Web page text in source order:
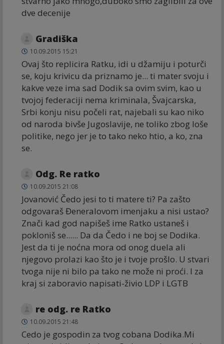
dve decenije
Gradiška
10.09.2015 15:21
Ovaj što replicira Ratku, idi u džamiju i poturči
se, koju krivicu da priznamo je... ti mater svoju i
kakve veze ima sad Dodik sa ovim svim, kao u
tvojoj federaciji nema kriminala, Švajcarska,
Srbi konju nisu počeli rat, najebali su kao niko
od naroda bivše Jugoslavije, ne toliko zbog loše
politike, nego jer je to tako neko htio, a ko, zna
se.
Odg. Re ratko
10.09.2015 21:08
Jovanović Čedo jesi to ti matere ti? Pa zašto
odgovaraš Đeneralovom imenjaku a nisi ustao?
Znači kad god napišeš ime Ratko ustaneš i
pokloniš se...... Da da Čedo i ne boj se Dodika.
Jest da ti je noćna mora od onog duela ali
njegovo prolazi kao što je i tvoje prošlo. U stvari
tvoga nije ni bilo pa tako ne može ni proći. I za
kraj si zaboravio napisati-živio LDP i LGTB
re odg. re Ratko
10.09.2015 21:48
Cedo je gospodin za tvog cobana Dodika.Mi